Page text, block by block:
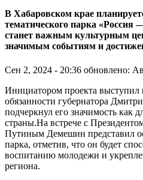
В Хабаровском крае
тематического парка
станет важным культурным
значимым событиям и
Сен 2, 2024 - 20:36 обновлено:
Инициатором проекта
обязанности губернатора
подчеркнул его значимость как
страны.На встрече с
Путиным Демешин представил
парка, отметив, что он будет
воспитанию молодежи и
региона.